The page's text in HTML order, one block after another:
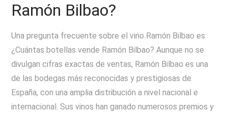
Ramón Bilbao?
Una pregunta frecuente sobre el vino Ramón Bilbao es:
¿Cuántas botellas vende Ramón Bilbao? Aunque no se
divulgan cifras exactas de ventas, Ramón Bilbao es una
de las bodegas más reconocidas y prestigiosas de
España, con una amplia distribución a nivel nacional e
internacional. Sus vinos han ganado numerosos premios y